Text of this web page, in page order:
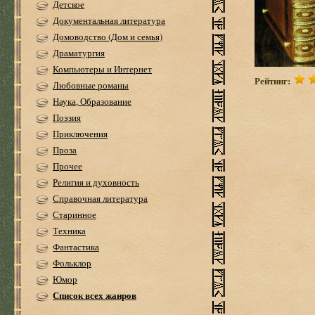
Детское
Документальная литература
Домоводство (Дом и семья)
Драматургия
Компьютеры и Интернет
Любовные романы
Наука, Образование
Поэзия
Приключения
Проза
Прочее
Религия и духовность
Справочная литература
Старинное
Техника
Фантастика
Фольклор
Юмор
Список всех жанров
Рейтинг: